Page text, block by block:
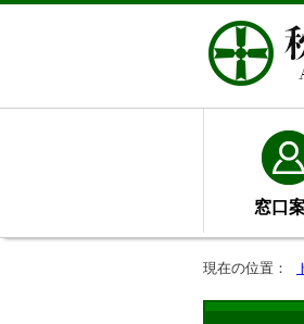
窓口
現在の位置：